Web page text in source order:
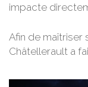
impacte
Afin de maîtriser
Châtellerault a